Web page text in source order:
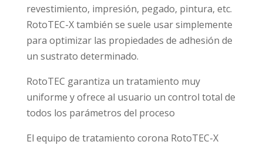
revestimiento, impresión, pegado, pintura, etc.
RotoTEC-X también se suele usar simplemente
para optimizar las propiedades de adhesión de
un sustrato determinado.
RotoTEC garantiza un tratamiento muy
uniforme y ofrece al usuario un control total de
todos los parámetros del proceso
El equipo de tratamiento corona RotoTEC-X